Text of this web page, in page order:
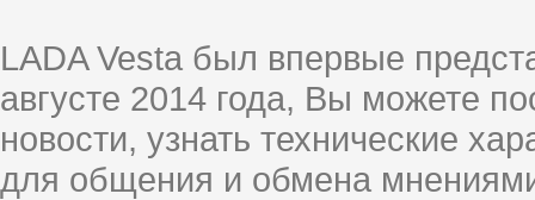
LADA Vesta был впервые
августе 2014 года, Вы можете
новости, узнать технические
для общения и обмена